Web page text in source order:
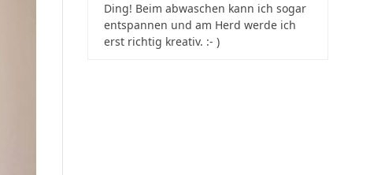
Ding! Beim abwaschen kann ich sogar
entspannen und am Herd werde ich
erst richtig kreativ. :- )